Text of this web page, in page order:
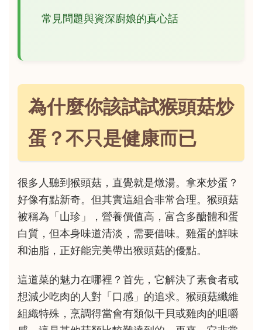
常見問題與資深廚娘的真心話
為什麼你該試試猴頭菇炒
蛋？不只是健康而已
很多人聽到猴頭菇，直覺就是燉湯。拿來炒蛋？
好像有點新奇。但其實這組合非常合理。猴頭菇
被稱為「山珍」，營養價值高，富含多醣體和蛋
白質，但本身味道清淡，需要借味。雞蛋的鮮味
和油脂，正好能完美帶出猴頭菇的優點。
這道菜的魅力在哪裡？首先，它解決了素食者或
想減少吃肉的人對「口感」的追求。猴頭菇纖維
組織特殊，烹調得當會有類似干貝或雞肉的咀嚼